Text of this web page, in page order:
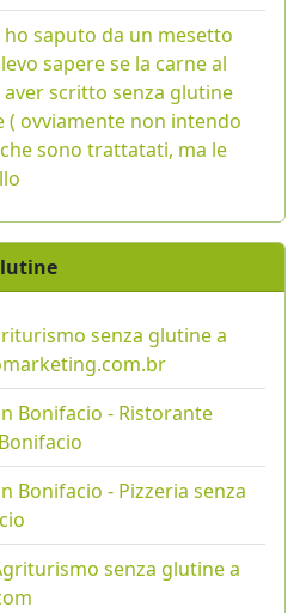
ho saputo da un mesetto
sapere se la carne al
scritto senza glutine
( ovviamente non intendo
sono trattatati, ma le
senza glutine a
Bonifacio - Ristorante
Bonifacio - Pizzeria senza
senza glutine a